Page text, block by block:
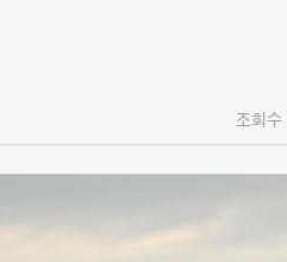
조회수